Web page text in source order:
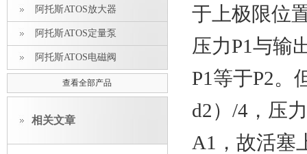
阿托斯ATOS放大器
阿托斯ATOS定量泵
阿托斯ATOS电磁阀
查看全部产品
相关文章
于上极限位
压力P1与输
P1等于P2。
d2）/4，压
A1，故活塞